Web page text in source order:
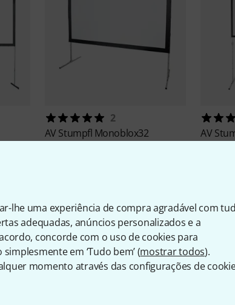
lhe uma experiência de compra agradável com
adequadas, anúncios personalizados e a
concorde com o uso de cookies para
em ‘Tudo bem’ (mostrar todos).
momento através das configurações de
2
AV Stumpfl Monoblox32
AV